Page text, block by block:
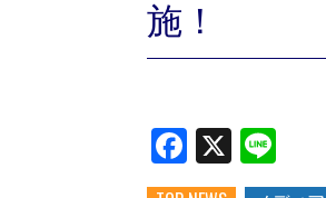
施！
Facebook
X